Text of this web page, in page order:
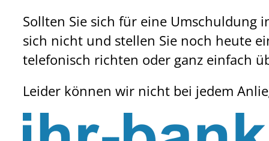
Sollten Sie sich für eine Umschuldung
sich nicht und stellen Sie noch heute
telefonisch richten oder ganz einfach
Leider können wir nicht bei jedem